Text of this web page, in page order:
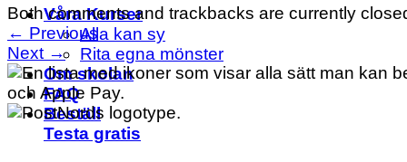
Våra Kurser
Alla kan sy
Rita egna mönster
Om skolan
FAQ
Beställ
Testa gratis
Both comments and trackbacks are currently
← Previous
Next →